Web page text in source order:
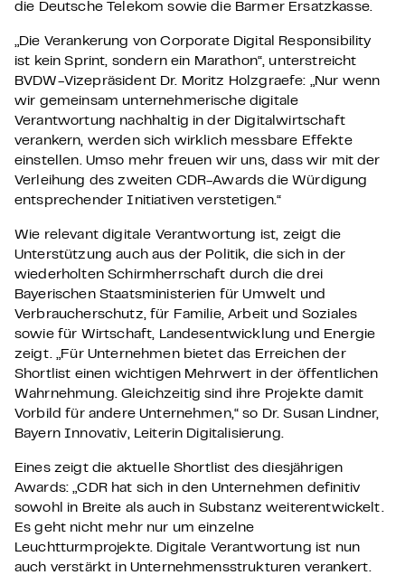
die Deutsche Telekom sowie die Barmer Ersatzkasse.
„Die Verankerung von Corporate Digital Responsibility
ist kein Sprint, sondern ein Marathon“, unterstreicht
BVDW-Vizepräsident Dr. Moritz Holzgraefe: „Nur wenn
wir gemeinsam unternehmerische digitale
Verantwortung nachhaltig in der Digitalwirtschaft
verankern, werden sich wirklich messbare Effekte
einstellen. Umso mehr freuen wir uns, dass wir mit der
Verleihung des zweiten CDR-Awards die Würdigung
entsprechender Initiativen verstetigen.“
Wie relevant digitale Verantwortung ist, zeigt die
Unterstützung auch aus der Politik, die sich in der
wiederholten Schirmherrschaft durch die drei
Bayerischen Staatsministerien für Umwelt und
Verbraucherschutz, für Familie, Arbeit und Soziales
sowie für Wirtschaft, Landesentwicklung und Energie
zeigt. „Für Unternehmen bietet das Erreichen der
Shortlist einen wichtigen Mehrwert in der öffentlichen
Wahrnehmung. Gleichzeitig sind ihre Projekte damit
Vorbild für andere Unternehmen,“ so Dr. Susan Lindner,
Bayern Innovativ, Leiterin Digitalisierung.
Eines zeigt die aktuelle Shortlist des diesjährigen
Awards: „CDR hat sich in den Unternehmen definitiv
sowohl in Breite als auch in Substanz weiterentwickelt.
Es geht nicht mehr nur um einzelne
Leuchtturmprojekte. Digitale Verantwortung ist nun
auch verstärkt in Unternehmensstrukturen verankert.